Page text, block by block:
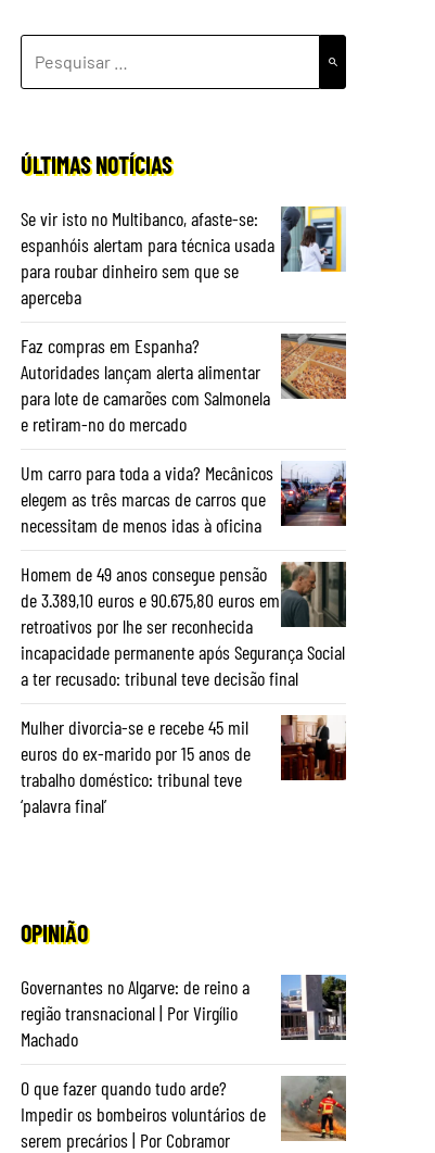
POR:
ÚLTIMAS NOTÍCIAS
Se vir isto no Multibanco, afaste-se:
espanhóis alertam para técnica usada
para roubar dinheiro sem que se
aperceba
Faz compras em Espanha?
Autoridades lançam alerta alimentar
para lote de camarões com Salmonela
e retiram-no do mercado
Um carro para toda a vida? Mecânicos
elegem as três marcas de carros que
necessitam de menos idas à oficina
Homem de 49 anos consegue pensão
de 3.389,10 euros e 90.675,80 euros em
retroativos por lhe ser reconhecida
incapacidade permanente após Segurança Social
a ter recusado: tribunal teve decisão final
Mulher divorcia-se e recebe 45 mil
euros do ex-marido por 15 anos de
trabalho doméstico: tribunal teve
‘palavra final’
OPINIÃO
Governantes no Algarve: de reino a
região transnacional | Por Virgílio
Machado
O que fazer quando tudo arde?
Impedir os bombeiros voluntários de
serem precários | Por Cobramor